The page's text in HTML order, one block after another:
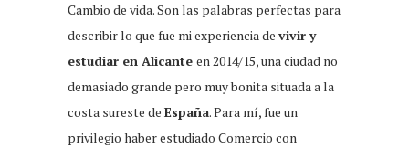
Cambio de vida. Son las palabras perfectas para
describir lo que fue mi experiencia de vivir y
estudiar en Alicante en 2014/15, una ciudad no
demasiado grande pero muy bonita situada a la
costa sureste de España. Para mí, fue un
privilegio haber estudiado Comercio con